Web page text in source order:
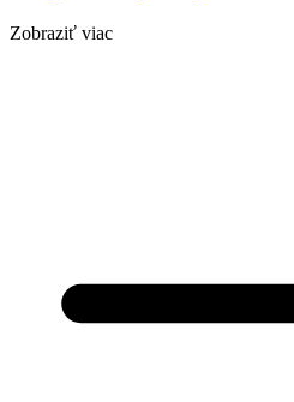
Zobraziť viac